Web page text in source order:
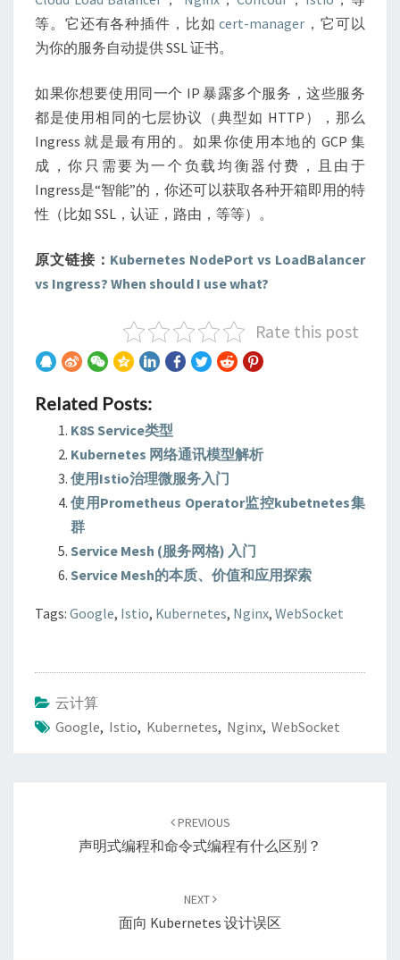
等。它还有各种插件，比如cert-manager ，它可以
为你的服务自动提供 SSL 证书。
如果你想要使用同一个 IP 暴露多个服务，这些服务
都是使用相同的七层协议（典型如 HTTP），那么
Ingress 就是最有用的。如果你使用本地的 GCP 集
成，你只需要为一个负载均衡器付费，且由于
Ingress是“智能”的，你还可以获取各种开箱即用的特
性（比如 SSL，认证，路由，等等）。
原文链接： Kubernetes NodePort vs LoadBalancer
vs Ingress? When should I use what?
Rate this post
Related Posts:
K8S Service类型
Kubernetes 网络通讯模型解析
使用Istio治理微服务入门
使用Prometheus Operator监控kubetnetes集
群
Service Mesh (服务网格) 入门
Service Mesh的本质、价值和应用探索
Tags: Google, Istio, Kubernetes, Nginx, WebSocket
云计算
Google, Istio, Kubernetes, Nginx, WebSocket
PREVIOUS
声明式编程和命令式编程有什么区别？
NEXT
面向 Kubernetes 设计误区